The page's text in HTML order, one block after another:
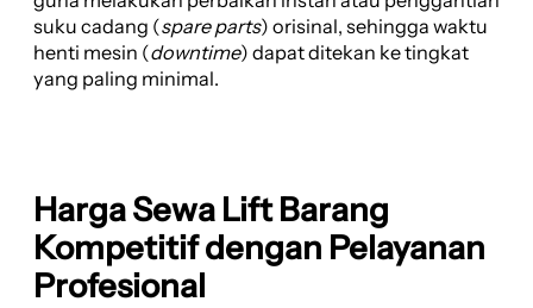
suku cadang (spare parts) orisinal, sehingga waktu
henti mesin (downtime) dapat ditekan ke tingkat
yang paling minimal.
Harga Sewa Lift Barang
Kompetitif dengan Pelayanan
Profesional